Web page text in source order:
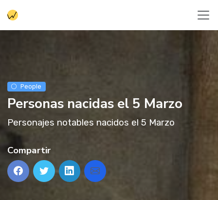
People
Personas nacidas el 5 Marzo
Personajes notables nacidos el 5 Marzo
Compartir